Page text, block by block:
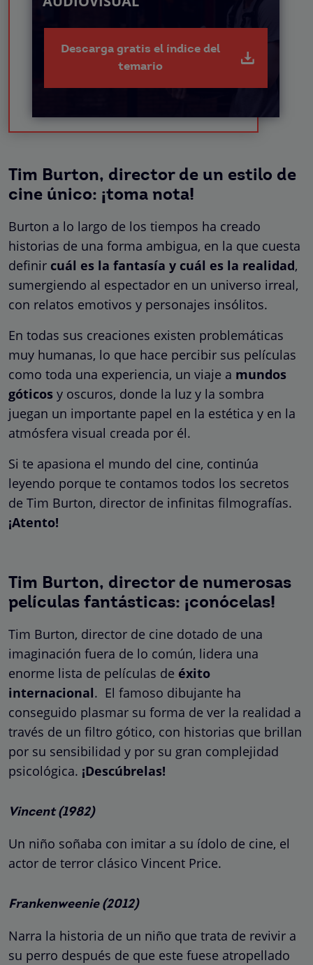
Descarga gratis el índice del
temario
Tim Burton, director de un estilo de
cine único: ¡toma nota!
Burton a lo largo de los tiempos ha creado
historias de una forma ambigua, en la que cuesta
definir cuál es la fantasía y cuál es la realidad,
sumergiendo al espectador en un universo irreal,
con relatos emotivos y personajes insólitos.
En todas sus creaciones existen problemáticas
muy humanas, lo que hace percibir sus películas
como toda una experiencia, un viaje a mundos
góticos y oscuros, donde la luz y la sombra
juegan un importante papel en la estética y en la
atmósfera visual creada por él.
Si te apasiona el mundo del cine, continúa
leyendo porque te contamos todos los secretos
de Tim Burton, director de infinitas filmografías.
¡Atento!
Tim Burton, director de numerosas
películas fantásticas: ¡conócelas!
Tim Burton, director de cine dotado de una
imaginación fuera de lo común, lidera una
enorme lista de películas de éxito
internacional. El famoso dibujante ha
conseguido plasmar su forma de ver la realidad a
través de un filtro gótico, con historias que brillan
por su sensibilidad y por su gran complejidad
psicológica. ¡Descúbrelas!
Vincent (1982)
Un niño soñaba con imitar a su ídolo de cine, el
actor de terror clásico Vincent Price.
Frankenweenie (2012)
Narra la historia de un niño que trata de revivir a
su perro después de que este fuese atropellado